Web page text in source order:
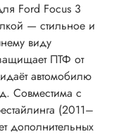
Ford Focus 3
— стильное и
виду
ПТФ от
автомобилю
Совместима с
(2011–
дополнительных